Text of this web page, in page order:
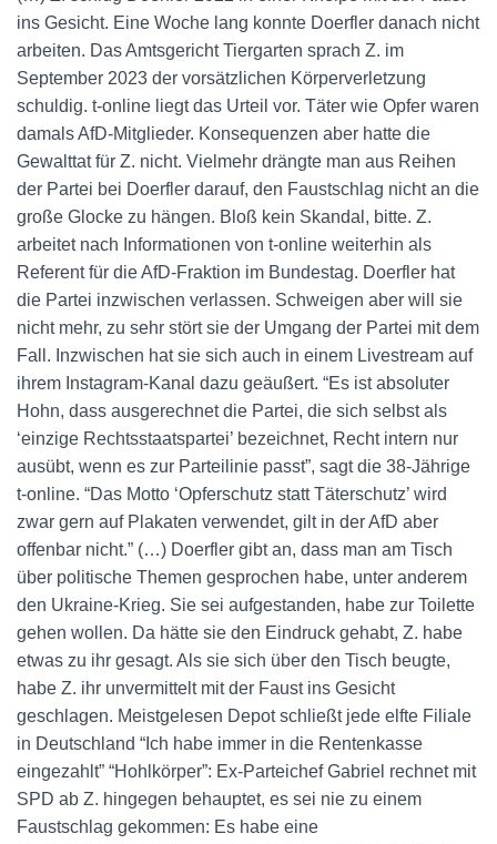
ins Gesicht. Eine Woche lang konnte Doerfler danach nicht
arbeiten. Das Amtsgericht Tiergarten sprach Z. im
September 2023 der vorsätzlichen Körperverletzung
schuldig. t-online liegt das Urteil vor. Täter wie Opfer waren
damals AfD-Mitglieder. Konsequenzen aber hatte die
Gewalttat für Z. nicht. Vielmehr drängte man aus Reihen
der Partei bei Doerfler darauf, den Faustschlag nicht an die
große Glocke zu hängen. Bloß kein Skandal, bitte. Z.
arbeitet nach Informationen von t-online weiterhin als
Referent für die AfD-Fraktion im Bundestag. Doerfler hat
die Partei inzwischen verlassen. Schweigen aber will sie
nicht mehr, zu sehr stört sie der Umgang der Partei mit dem
Fall. Inzwischen hat sie sich auch in einem Livestream auf
ihrem Instagram-Kanal dazu geäußert. “Es ist absoluter
Hohn, dass ausgerechnet die Partei, die sich selbst als
‘einzige Rechtsstaatspartei’ bezeichnet, Recht intern nur
ausübt, wenn es zur Parteilinie passt”, sagt die 38-Jährige
t-online. “Das Motto ‘Opferschutz statt Täterschutz’ wird
zwar gern auf Plakaten verwendet, gilt in der AfD aber
offenbar nicht.” (…) Doerfler gibt an, dass man am Tisch
über politische Themen gesprochen habe, unter anderem
den Ukraine-Krieg. Sie sei aufgestanden, habe zur Toilette
gehen wollen. Da hätte sie den Eindruck gehabt, Z. habe
etwas zu ihr gesagt. Als sie sich über den Tisch beugte,
habe Z. ihr unvermittelt mit der Faust ins Gesicht
geschlagen. Meistgelesen Depot schließt jede elfte Filiale
in Deutschland “Ich habe immer in die Rentenkasse
eingezahlt” “Hohlkörper”: Ex-Parteichef Gabriel rechnet mit
SPD ab Z. hingegen behauptet, es sei nie zu einem
Faustschlag gekommen: Es habe eine